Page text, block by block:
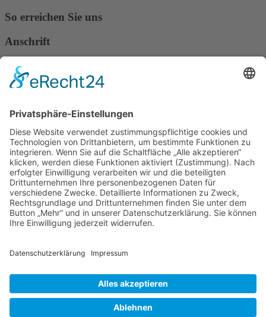
So erreichen Sie uns
Anschrift
Verband Deutscher Tierheilpraktiker e.V.
Verbandsverwaltung
Am Rosenbraken 12
E-Mail
Diese E-Mail-Adresse ist vor Spambots geschützt! Zur Anzeige
muss JavaScript eingeschaltet sein!
Diese E-Mail-Adresse ist vor Spambots geschützt! Zur Anzeige
muss JavaScript eingeschaltet sein!
Telefon Service-Team
Tel: 0261-1349 5200
Tel: 0172-546 19 20
Datenschutzerklärung
Der Gesundheitsverband für Tiertherapeuten